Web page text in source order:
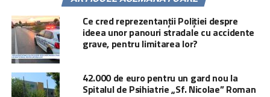
Ce cred reprezentanții Poliției despre
ideea unor panouri stradale cu accidente
grave, pentru limitarea lor?
42.000 de euro pentru un gard nou la
Spitalul de Psihiatrie „Sf. Nicolae” Roman